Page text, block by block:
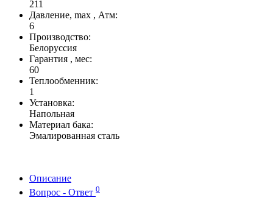
211
Давление, max , Атм:
6
Производство:
Белоруссия
Гарантия , мес:
60
Теплообменник:
1
Установка:
Напольная
Материал бака:
Эмалированная сталь
Описание
Вопрос - Ответ 0